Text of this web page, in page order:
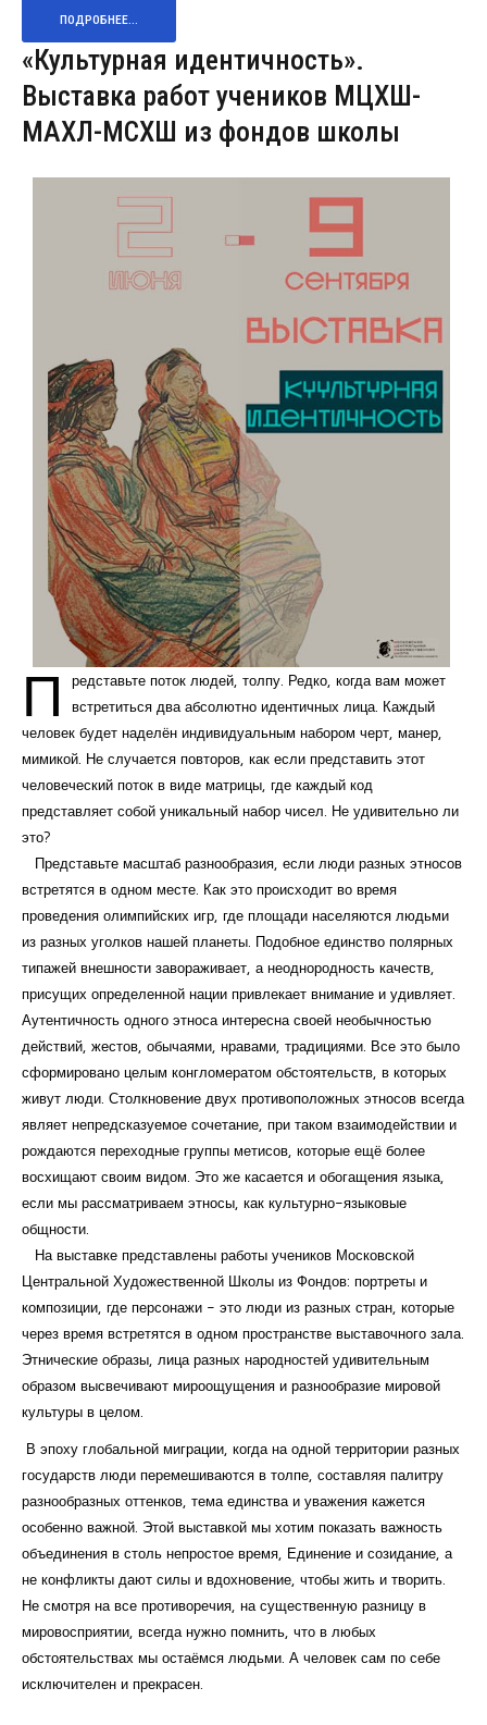
ПОДРОБНЕЕ...
«Культурная идентичность».
Выставка работ учеников МЦХШ-
МАХЛ-МСХШ из фондов школы
П редставьте поток людей, толпу. Редко, когда вам может
встретиться два абсолютно идентичных лица. Каждый
человек будет наделён индивидуальным набором черт, манер,
мимикой. Не случается повторов, как если представить этот
человеческий поток в виде матрицы, где каждый код
представляет собой уникальный набор чисел. Не удивительно ли
это?
Представьте масштаб разнообразия, если люди разных этносов
встретятся в одном месте. Как это происходит во время
проведения олимпийских игр, где площади населяются людьми
из разных уголков нашей планеты. Подобное единство полярных
типажей внешности завораживает, а неоднородность качеств,
присущих определенной нации привлекает внимание и удивляет.
Аутентичность одного этноса интересна своей необычностью
действий, жестов, обычаями, нравами, традициями. Все это было
сформировано целым конгломератом обстоятельств, в которых
живут люди. Столкновение двух противоположных этносов всегда
являет непредсказуемое сочетание, при таком взаимодействии и
рождаются переходные группы метисов, которые ещё более
восхищают своим видом. Это же касается и обогащения языка,
если мы рассматриваем этносы, как культурно-языковые
общности.
На выставке представлены работы учеников Московской
Центральной Художественной Школы из Фондов: портреты и
композиции, где персонажи - это люди из разных стран, которые
через время встретятся в одном пространстве выставочного зала.
Этнические образы, лица разных народностей удивительным
образом высвечивают мироощущения и разнообразие мировой
культуры в целом.
В эпоху глобальной миграции, когда на одной территории разных
государств люди перемешиваются в толпе, составляя палитру
разнообразных оттенков, тема единства и уважения кажется
особенно важной. Этой выставкой мы хотим показать важность
объединения в столь непростое время, Единение и созидание, а
не конфликты дают силы и вдохновение, чтобы жить и творить.
Не смотря на все противоречия, на существенную разницу в
мировосприятии, всегда нужно помнить, что в любых
обстоятельствах мы остаёмся людьми. А человек сам по себе
исключителен и прекрасен.